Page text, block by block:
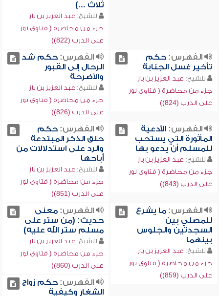
ثلاث ...)
للشيخ: عبد العزيز بن باز
جزء من محاضرة ( فتاوى نور
على الدرب (822))
الفهرس:حكم
تأخير غسل الجنابة
للشيخ: عبد العزيز بن باز
جزء من محاضرة ( فتاوى نور
على الدرب (824))
الفهرس:حكم شد
الرحال إلى القبور
والأضرحة
للشيخ: عبد العزيز بن باز
جزء من محاضرة ( فتاوى نور
على الدرب (826))
الفهرس:الأدعية
المأثورة التي يستحب
للمسلم أن يدعو بها
للشيخ: عبد العزيز بن باز
جزء من محاضرة ( فتاوى نور
على الدرب (843))
الفهرس:حكم
حلق الذكر المبتدعة
والرد على استدلالات من
أباحها
للشيخ: عبد العزيز بن باز
جزء من محاضرة ( فتاوى نور
على الدرب (851))
الفهرس:ما يشرع
للمصلي بين
السجدتين والجلوس
بينهما
للشيخ: عبد العزيز بن باز
جزء من محاضرة ( فتاوى نور
على الدرب (859))
الفهرس:معنى
حديث: (من ستر على
مسلم ستر الله عليه)
للشيخ: عبد العزيز بن باز
جزء من محاضرة ( فتاوى نور
على الدرب (860))
الفهرس:حكم زواج
الشغار وكيفية